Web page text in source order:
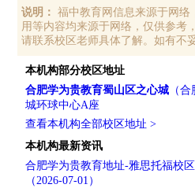
说明：
福中教育网信息来源于网
用等内容均来源于网络，仅供参考
请联系校区老师具体了解。如有不
本机构部分校区地址
合肥学为贵教育蜀山区之心城 （
城环球中心A座
查看本机构全部校区地址 >
本机构最新资讯
合肥学为贵教育地址-雅思托福校
（2026-07-01）